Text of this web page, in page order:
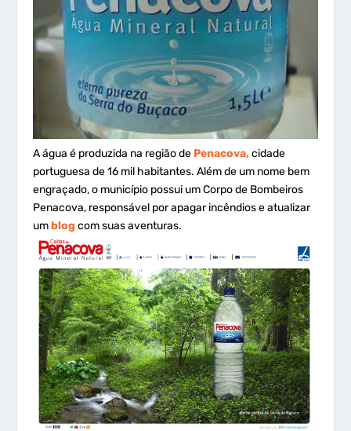
A água é produzida na região de Penacova,cidade
portuguesa de 16 mil habitantes. Além de um nome bem
engraçado, o município possui um Corpo de Bombeiros
Penacova, responsável por apagar incêndios e atualizar
umblog com suas aventuras.